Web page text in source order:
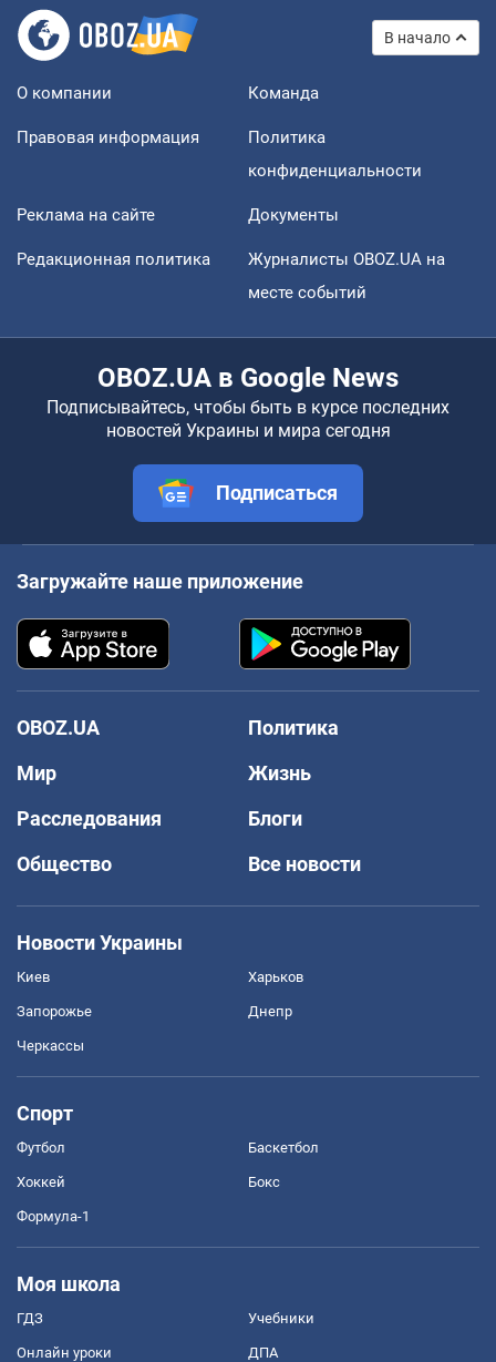
В начало
О компании Команда
Правовая информация
Политика
конфиденциальности
Реклама на сайте Документы
Редакционная политика
Журналисты OBOZ.UA на
месте событий
OBOZ.UA в Google News
Подписывайтесь, чтобы быть в курсе последних
новостей Украины и мира сегодня
Подписаться
Загружайте наше приложение
OBOZ.UA
Политика
Мир
Жизнь
Расследования
Блоги
Общество
Все новости
Новости Украины
Киев Харьков
Запорожье Днепр
Черкассы
Спорт
Футбол Баскетбол
Хоккей Бокс
Формула-1
Моя школа
ГДЗ Учебники
Онлайн уроки ДПА